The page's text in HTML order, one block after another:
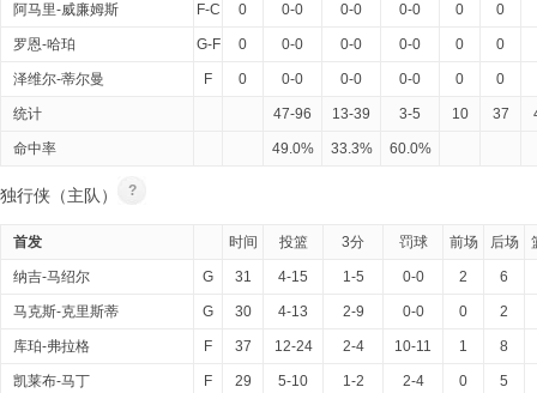
阿马里-威廉姆斯 F-C 0 0-0 0-0 0-0 0 0
罗恩-哈珀 G-F 0 0-0 0-0 0-0 0 0
泽维尔-蒂尔曼 F 0 0-0 0-0 0-0 0 0
统计 47-96 13-39 3-5 10 37
命中率 49.0% 33.3% 60.0%
独行侠（主队） ?
首发 时间 投篮 3分 罚球 前场 后场
纳吉-马绍尔 G 31 4-15 1-5 0-0 2 6
马克斯-克里斯蒂 G 30 4-13 2-9 0-0 0 2
库珀-弗拉格 F 37 12-24 2-4 10-11 1 8
凯莱布-马丁 F 29 5-10 1-2 2-4 0 5